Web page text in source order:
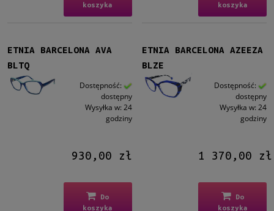
Filtruj
Nowość
koszyka
koszyka
ETNIA BARCELONA AVA
BLTQ
Dostępność:
dostępny
Wysyłka w: 24
godziny
930,00 zł
Do
koszyka
ETNIA BARCELONA AZEEZA
BLZE
Dostępność:
dostępny
Wysyłka w: 24
godziny
1 370,00 zł
Do
koszyka